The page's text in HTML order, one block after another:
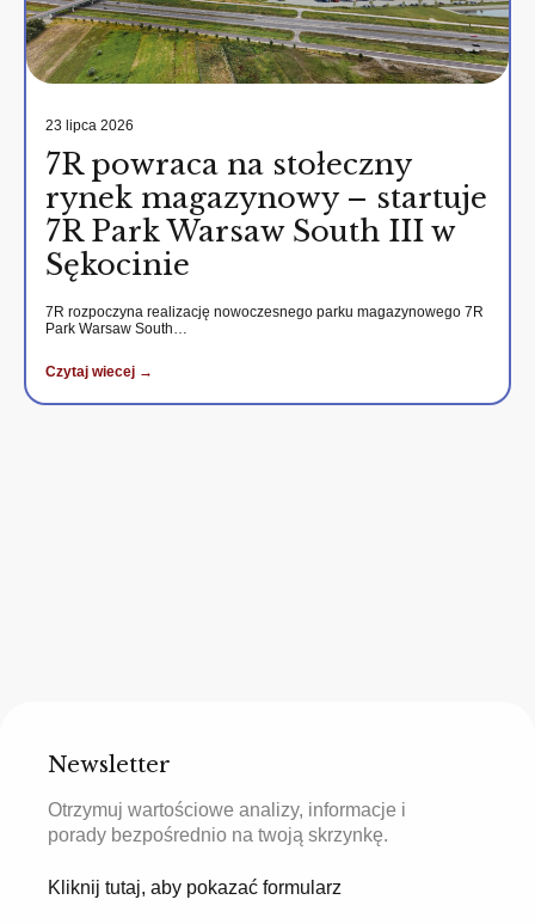
23 lipca 2026
7R powraca na stołeczny
rynek magazynowy – startuje
7R Park Warsaw South III w
Sękocinie
7R rozpoczyna realizację nowoczesnego parku magazynowego 7R
Park Warsaw South…
Czytaj wiecej →
Newsletter
Otrzymuj wartościowe analizy, informacje i
porady bezpośrednio na twoją skrzynkę.
Kliknij tutaj, aby pokazać formularz